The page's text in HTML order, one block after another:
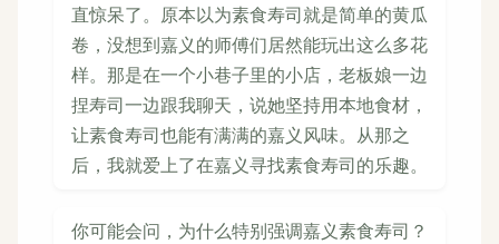
直惊呆了。原本以为素食寿司就是简单的黄瓜
卷，没想到嘉义的师傅们居然能玩出这么多花
样。那是在一个小巷子里的小店，老板娘一边
捏寿司一边跟我聊天，说她坚持用本地食材，
让素食寿司也能有满满的嘉义风味。从那之
后，我就爱上了在嘉义寻找素食寿司的乐趣。
你可能会问，为什么特别强调嘉义素食寿司？